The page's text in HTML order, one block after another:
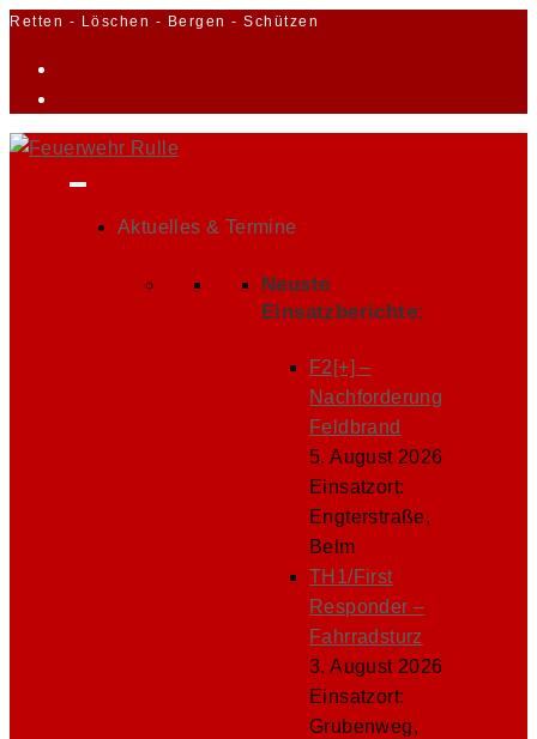
Zum
Retten - Löschen - Bergen - Schützen
Aktuelles & Termine
Neuste
Einsatzberichte:
F2[+] –
Nachforderung
Feldbrand
5. August 2026
Einsatzort:
Engterstraße,
Belm
TH1/First
Responder –
Fahrradsturz
3. August 2026
Einsatzort:
Grubenweg,